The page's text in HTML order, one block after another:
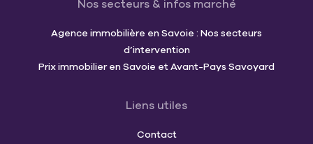
Nos secteurs & infos marché
Agence immobilière en Savoie : Nos secteurs
d’intervention
Prix immobilier en Savoie et Avant-Pays Savoyard
Liens utiles
Contact